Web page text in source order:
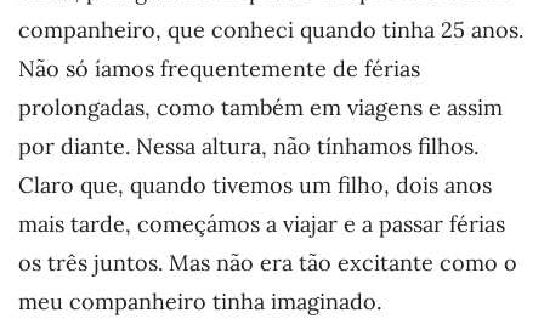
companheiro, que conheci quando tinha 25 anos.
Não só íamos frequentemente de férias
prolongadas, como também em viagens e assim
por diante. Nessa altura, não tínhamos filhos.
Claro que, quando tivemos um filho, dois anos
mais tarde, começámos a viajar e a passar férias
os três juntos. Mas não era tão excitante como o
meu companheiro tinha imaginado.